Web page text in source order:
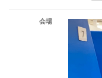
会場